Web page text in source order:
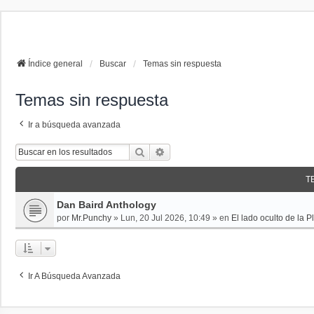
Índice general Buscar Temas sin respuesta
Temas sin respuesta
Ir a búsqueda avanzada
Buscar
Dan Baird Anthology
por Mr.Punchy » Lun, 20 Jul 2026, 10:49 » en El lado oculto de la
Ir A Búsqueda Avanzada